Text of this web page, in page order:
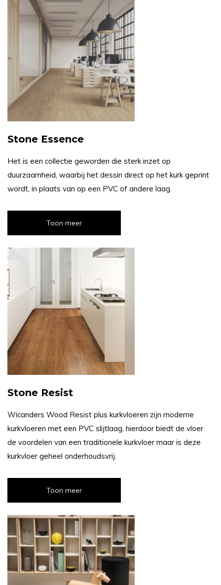
Stone Essence
Het is een collectie geworden die sterk inzet op
duurzaamheid, waarbij het dessin direct op het kurk geprint
wordt, in plaats van op een PVC of andere laag.
Toon meer
Stone Resist
Wicanders Wood Resist plus kurkvloeren zijn moderne
kurkvloeren met een PVC slijtlaag, hierdoor biedt de vloer
de voordelen van een traditionele kurkvloer maar is deze
kurkvloer geheel onderhoudsvrij.
Toon meer